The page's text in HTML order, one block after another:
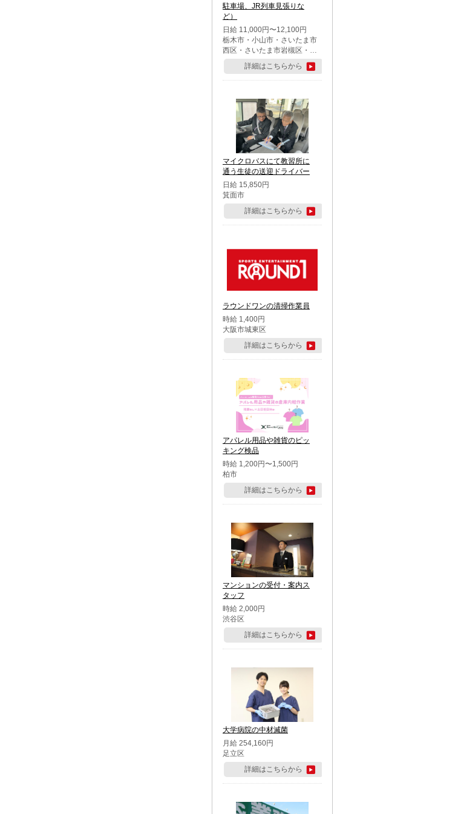
駐車場、JR列車見張りな
ど）
日給 11,000円〜12,100円
栃木市・小山市・さいたま市
西区・さいたま市岩槻区・久
喜市・蓮田市
詳細はこちらから
マイクロバスにて教習所に
通う生徒の送迎ドライバー
日給 15,850円
箕面市
詳細はこちらから
ラウンドワンの清掃作業員
時給 1,400円
大阪市城東区
詳細はこちらから
アパレル用品や雑貨のピッ
キング検品
時給 1,200円〜1,500円
柏市
詳細はこちらから
マンションの受付・案内ス
タッフ
時給 2,000円
渋谷区
詳細はこちらから
大学病院の中材滅菌
月給 254,160円
足立区
詳細はこちらから